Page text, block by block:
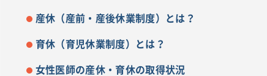
産休（産前・産後休業制度）とは？
育休（育児休業制度）とは？
女性医師の産休・育休の取得状況